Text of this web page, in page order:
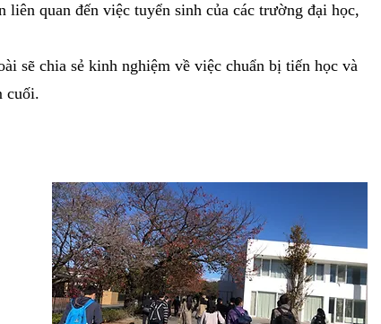
quan đến việc tuyển sinh của các trường đại học,
sẽ chia sẻ kinh nghiệm về việc chuẩn bị tiến học và
cuối.